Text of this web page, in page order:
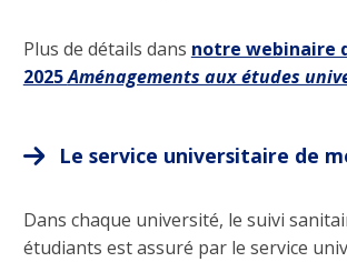
Plus de détails dans notre webinaire
2025Aménagements aux études
Le service universitaire de
Dans chaque université, le suivi
étudiants est assuré par le service